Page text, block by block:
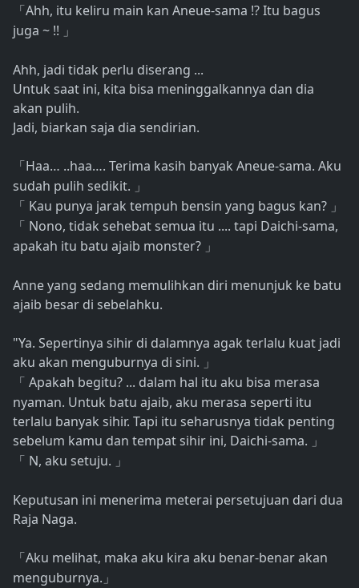
「 Ahh, itu keliru main kan Aneue-sama !? Itu bagus
juga ~ !!
」
Ahh, jadi tidak perlu diserang ...
Untuk saat ini, kita bisa meninggalkannya dan dia
akan pulih.
Jadi, biarkan saja dia sendirian.
「 Haa… ..haa…. Terima kasih banyak Aneue-sama. Aku
sudah pulih sedikit.
」
「
Kau punya jarak tempuh bensin yang bagus kan? 」
「
Nono, tidak sehebat semua itu .... tapi Daichi-sama,
apakah itu batu ajaib monster? 」
Anne yang sedang memulihkan diri menunjuk ke batu
ajaib besar di sebelahku.
"Ya. Sepertinya sihir di dalamnya agak terlalu kuat jadi
aku akan menguburnya di sini.
」
「 Apakah begitu? ... dalam hal itu aku bisa merasa
nyaman. Untuk batu ajaib, aku merasa seperti itu
terlalu banyak sihir. Tapi itu seharusnya tidak penting
sebelum kamu dan tempat sihir ini, Daichi-sama.
」
「
N, aku setuju. 」
Keputusan ini menerima meterai persetujuan dari dua
Raja Naga.
「 Aku melihat, maka aku kira aku benar-benar akan
menguburnya. 」